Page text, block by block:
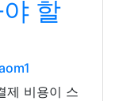
할
제 비용이 스